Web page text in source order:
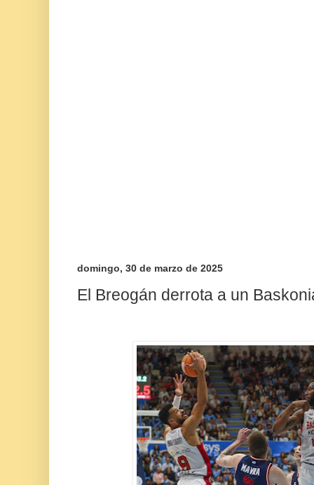
domingo, 30 de marzo de 2025
El Breogán derrota a un